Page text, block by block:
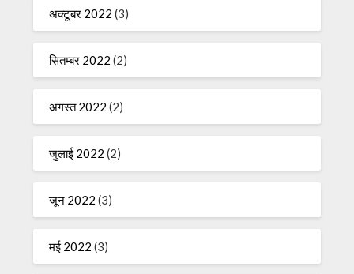
अक्टूबर 2022 (3)
सितम्बर 2022 (2)
अगस्त 2022 (2)
जुलाई 2022 (2)
जून 2022 (3)
मई 2022 (3)